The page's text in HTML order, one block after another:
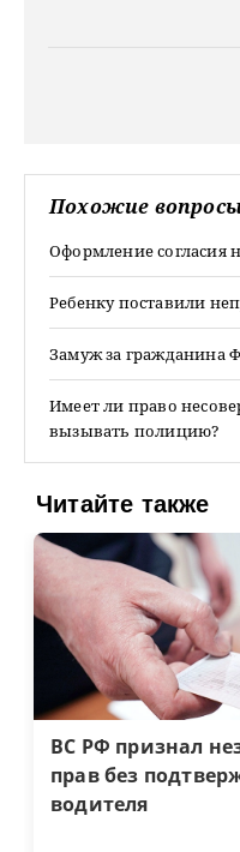
Похожие
Оформление согласия
Ребенку поставили
Замуж за гражданина
Имеет ли право
вызывать полицию?
Читайте также
ВС РФ признал
прав без
водителя